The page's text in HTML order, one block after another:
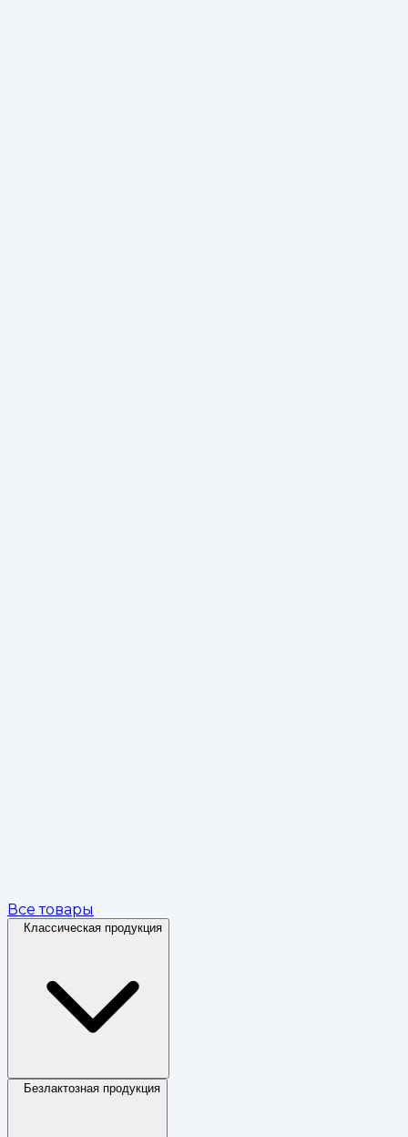
Все товары
Классическая продукция
Безлактозная продукция